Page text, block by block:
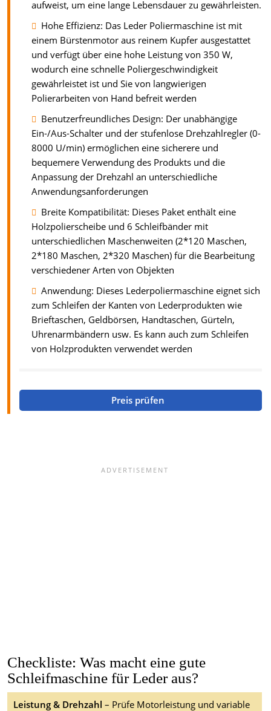
aufweist, um eine lange Lebensdauer zu gewährleisten.
Hohe Effizienz: Das Leder Poliermaschine ist mit
einem Bürstenmotor aus reinem Kupfer ausgestattet
und verfügt über eine hohe Leistung von 350 W,
wodurch eine schnelle Poliergeschwindigkeit
gewährleistet ist und Sie von langwierigen
Polierarbeiten von Hand befreit werden
Benutzerfreundliches Design: Der unabhängige
Ein-/Aus-Schalter und der stufenlose Drehzahlregler (0-
8000 U/min) ermöglichen eine sicherere und
bequemere Verwendung des Produkts und die
Anpassung der Drehzahl an unterschiedliche
Anwendungsanforderungen
Breite Kompatibilität: Dieses Paket enthält eine
Holzpolierscheibe und 6 Schleifbänder mit
unterschiedlichen Maschenweiten (2*120 Maschen,
2*180 Maschen, 2*320 Maschen) für die Bearbeitung
verschiedener Arten von Objekten
Anwendung: Dieses Lederpoliermaschine eignet sich
zum Schleifen der Kanten von Lederprodukten wie
Brieftaschen, Geldbörsen, Handtaschen, Gürteln,
Uhrenarmbändern usw. Es kann auch zum Schleifen
von Holzprodukten verwendet werden
Preis prüfen
Checkliste: Was macht eine gute
Schleifmaschine für Leder aus?
Leistung & Drehzahl – Prüfe Motorleistung und variable